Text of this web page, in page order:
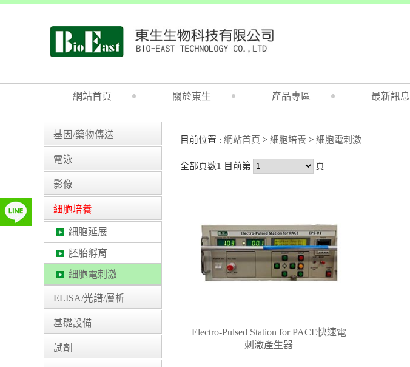
網站首頁 關於東生 產品專區 最新訊息
基因/藥物傳送
電泳
影像
細胞培養
細胞延展
胚胎孵育
細胞電刺激
ELISA/光譜/層析
基礎設備
試劑
目前位置 : 網站首頁 > 細胞培養 > 細胞電刺激
全部頁數1 目前第 頁
Electro-Pulsed Station for PACE快速電
刺激產生器